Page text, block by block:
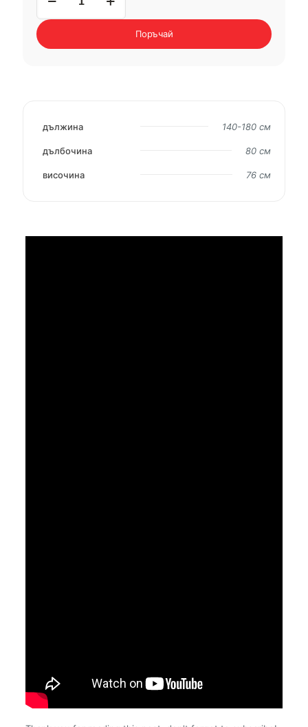
маса
JULIANA
Поръчай
дължина 140-180 см
дълбочина 80 см
височина 76 см